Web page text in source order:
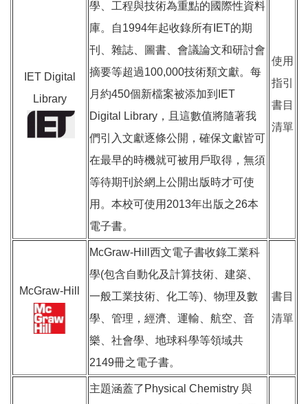
IET Digital
Library
學、工程與技術為重點的國際性資料
庫。自1994年起收錄所有IET的期
刊、雜誌、圖書、會議論文和研討會
摘要等超過100,000技術類文獻。每
月約450個新檔案被添加到IET
Digital Library，且這數值將隨著我
們引入文獻逐條公開，確保文獻皆可
在最早的時機就可被用戶取得，無須
等待期刊於網上公開出版時才可使
用。本校可使用2013年出版之26本
電子書。
使用
指引
書目
清單
McGraw-Hill
McGraw-Hill西文電子書收錄工業科
學(包含自動化及計算技術、建築、
一般工業技術、化工等)、物理及數
學、管理，經濟、運輸、航空、音
樂、社會學、地球科學等領域共
2149冊之電子書。
書目
清單
主題涵蓋了Physical Chemistry 與